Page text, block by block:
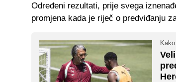
Određeni rezultati, prije svega
promjena kada je riječ o predviđanju